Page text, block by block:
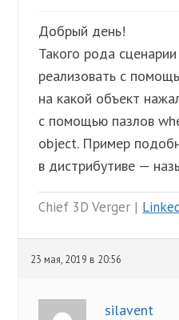
Добрый день!
Такого рода
реализовать с
на какой объект
с помощью пазлов
object. Пример
в дистрибутиве —
Chief 3D Verger |
23 мая, 2019 в 20:56
silavent